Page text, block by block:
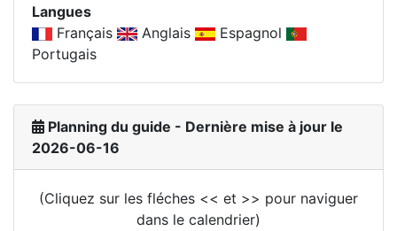
Langues
Français
Anglais
Espagnol
Portugais
Planning du guide - Dernière mise à jour le
2026-06-16
(Cliquez sur les fléches << et >> pour naviguer
dans le calendrier)